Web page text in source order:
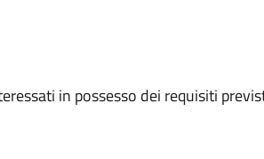
in possesso dei requisiti